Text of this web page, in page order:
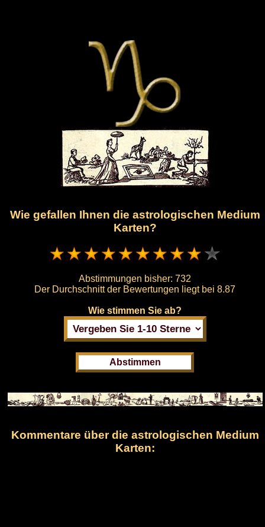
Wie gefallen Ihnen die astrologischen Medium
Karten?
Abstimmungen bisher: 732
Der Durchschnitt der Bewertungen liegt bei 8.87
Wie stimmen Sie ab?
Kommentare über die astrologischen Medium
Karten: